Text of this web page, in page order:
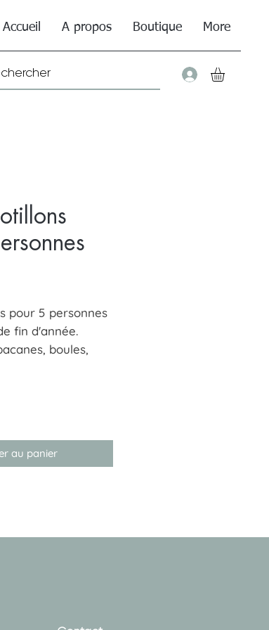
Accueil A propos Boutique More
Connexion
pour 5 personnes
fin d'année.
boules,
fête.
au panier